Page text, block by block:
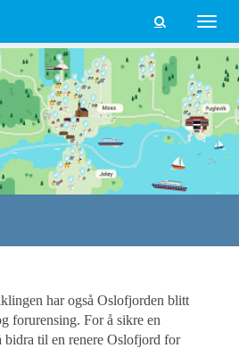
Toggle

har også Oslofjorden blitt
forurensing. For å sikre en
til en renere Oslofjord for